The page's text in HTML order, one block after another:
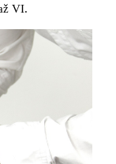
VI.